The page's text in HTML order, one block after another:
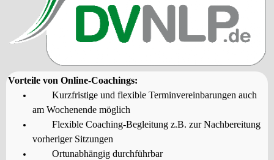
Vorteile von Online-Coachings:
Kurzfristige und flexible Terminvereinbarungen auch
am Wochenende möglich
Flexible Coaching-Begleitung z.B. zur Nachbereitung
vorheriger Sitzungen
Ortunabhängig durchführbar